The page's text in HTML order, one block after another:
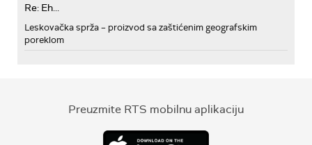
Re: Eh...
Leskovačka sprža – proizvod sa zaštićenim geografskim
poreklom
Preuzmite RTS mobilnu aplikaciju